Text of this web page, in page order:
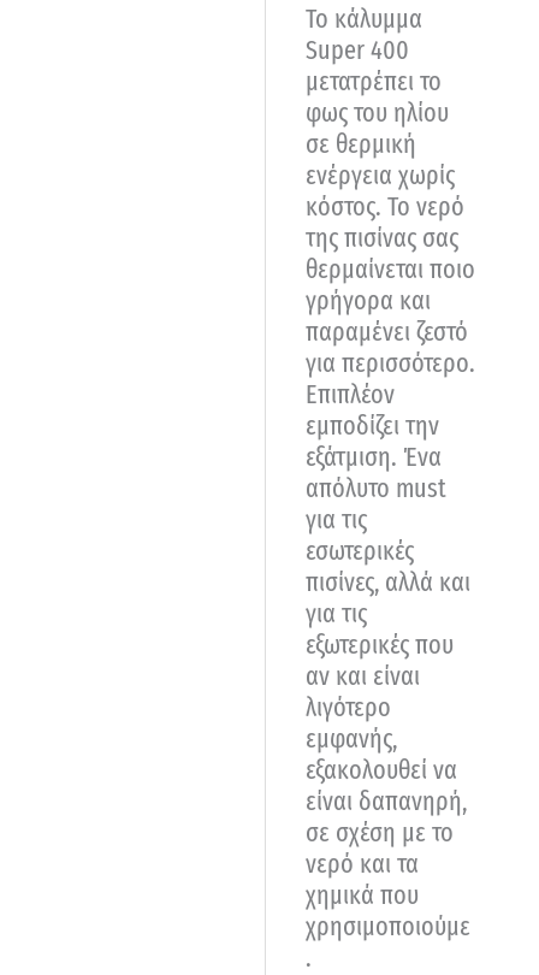
Το κάλυμμα
Super 400
μετατρέπει το
φως του ηλίου
σε θερμική
ενέργεια χωρίς
κόστος. Το νερό
της πισίνας σας
θερμαίνεται ποιο
γρήγορα και
παραμένει ζεστό
για περισσότερο.
Επιπλέον
εμποδίζει την
εξάτμιση. Ένα
απόλυτο must
για τις
εσωτερικές
πισίνες, αλλά και
για τις
εξωτερικές που
αν και είναι
λιγότερο
εμφανής,
εξακολουθεί να
είναι δαπανηρή,
σε σχέση με το
νερό και τα
χημικά που
χρησιμοποιούμε
.